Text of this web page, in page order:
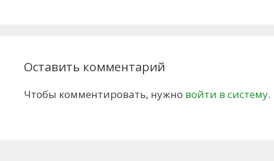
Оставить комментарий
Чтобы комментировать, нужно войти в систему.